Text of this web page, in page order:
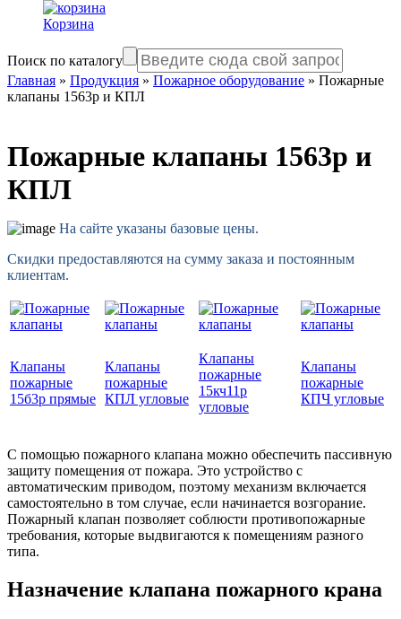
Корзина
Поиск по каталогу
Главная » Продукция » Пожарное оборудование » Пожарные
клапаны 1563р и КПЛ
Пожарные клапаны 1563р и
КПЛ
На сайте указаны базовые цены.
Скидки предоставляются на сумму заказа и постоянным
клиентам.
Клапаны
пожарные
15б3р прямые
Клапаны
пожарные
КПЛ угловые
Клапаны
пожарные
15кч11р
угловые
Клапаны
пожарные
КПЧ угловые
С помощью пожарного клапана можно обеспечить пассивную
защиту помещения от пожара. Это устройство с
автоматическим приводом, поэтому механизм включается
самостоятельно в том случае, если начинается возгорание.
Пожарный клапан позволяет соблюсти противопожарные
требования, которые выдвигаются к помещениям разного
типа.
Назначение клапана пожарного крана